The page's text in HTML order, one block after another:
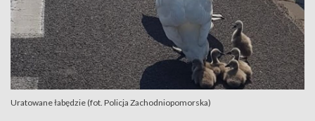
Uratowane łabędzie (fot. Policja Zachodniopomorska)